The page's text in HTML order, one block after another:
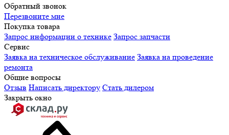
Обратный звонок
Перезвоните мне
Покупка товара
Запрос информации о технике Запрос запчасти
Сервис
Заявка на техническое обслуживание Заявка на проведение
ремонта
Общие вопросы
Отзыв Написать директору Стать дилером
Закрыть окно